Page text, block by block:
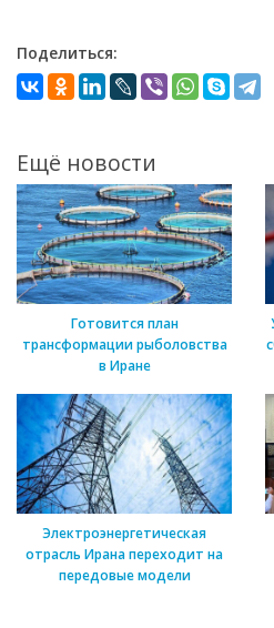
Поделиться:
Ещё новости
Готовится план
трансформации рыболовства
в Иране
Электроэнергетическая
отрасль Ирана переходит на
передовые модели